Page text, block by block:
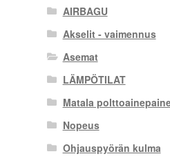
AIRBAGU
Akselit - vaimennus
Asemat
LÄMPÖTILAT
Matala
Nopeus
Ohjauspyörän kulma